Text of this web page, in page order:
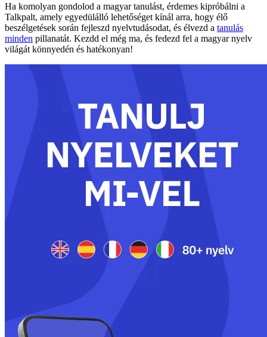
Ha komolyan gondolod a magyar tanulást, érdemes kipróbálni a
Talkpalt, amely egyedülálló lehetőséget kínál arra, hogy élő
beszélgetések során fejleszd nyelvtudásodat, és élvezd a tanulás
minden pillanatát. Kezdd el még ma, és fedezd fel a magyar nyelv
világát könnyedén és hatékonyan!